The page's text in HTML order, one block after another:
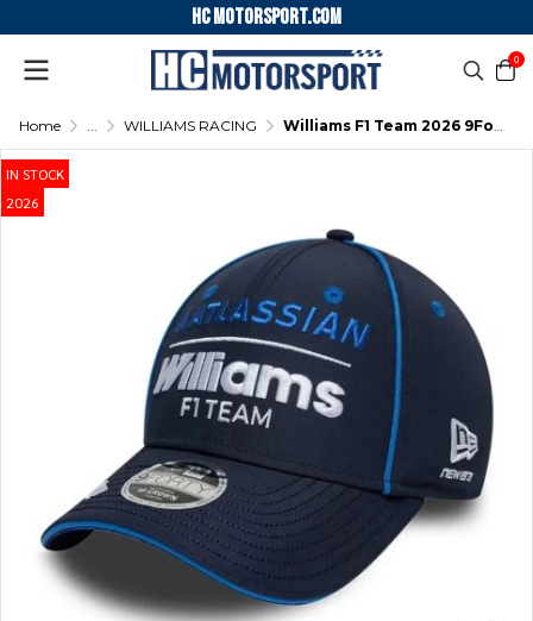
HC motorsport.COM
0
Home ... WILLIAMS RACING Williams F1 Team 2026 9Forty Cap Adults - Navy
IN STOCK
2026